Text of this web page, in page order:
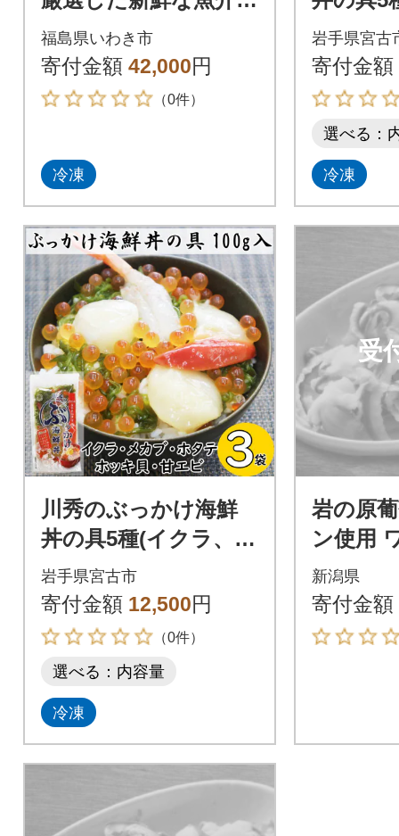
8品目の粕漬/約4～5人
前
福島県いわき市
寄付金額 42,000円
（0件）
冷凍
カブ、
キ貝、
9袋冷凍
岩手県宮古
寄付金額
選べる：
冷凍
川秀のぶっかけ海鮮
丼の具5種(イクラ、メ
カブ、ホタテ、ホッ
キ貝、甘エビ)100g
3袋冷凍セット
岩手県宮古市
寄付金額 12,500円
（0件）
選べる：内容量
冷凍
受
岩の原
ン使用
旨味ほ
新潟県
寄付金額